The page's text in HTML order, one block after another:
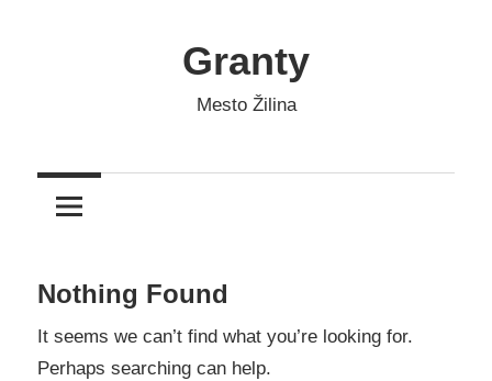
Granty
Mesto Žilina
Nothing Found
It seems we can’t find what you’re looking for.
Perhaps searching can help.